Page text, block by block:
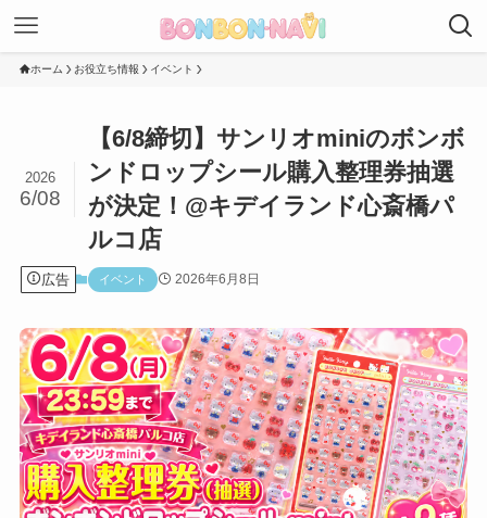
ホーム お役立ち情報 イベント
【6/8締切】サンリオminiのボンボ
ンドロップシール購入整理券抽選
が決定！@キデイランド心斎橋パ
ルコ店
2026
6/08
広告 イベント 2026年6月8日